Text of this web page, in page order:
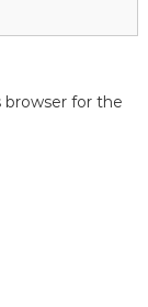
browser for the